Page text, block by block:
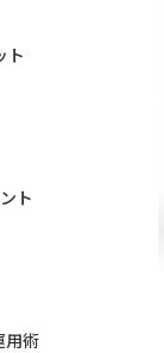
ト
ト
用術